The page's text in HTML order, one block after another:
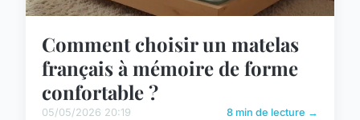
Comment choisir un matelas
français à mémoire de forme
confortable ?
05/05/2026 20:19 8 min de lecture →